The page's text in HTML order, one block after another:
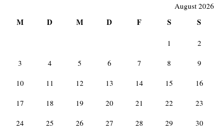
August 2026
M D M D F S S
1 2
3 4 5 6 7 8 9
10 11 12 13 14 15 16
17 18 19 20 21 22 23
24 25 26 27 28 29 30